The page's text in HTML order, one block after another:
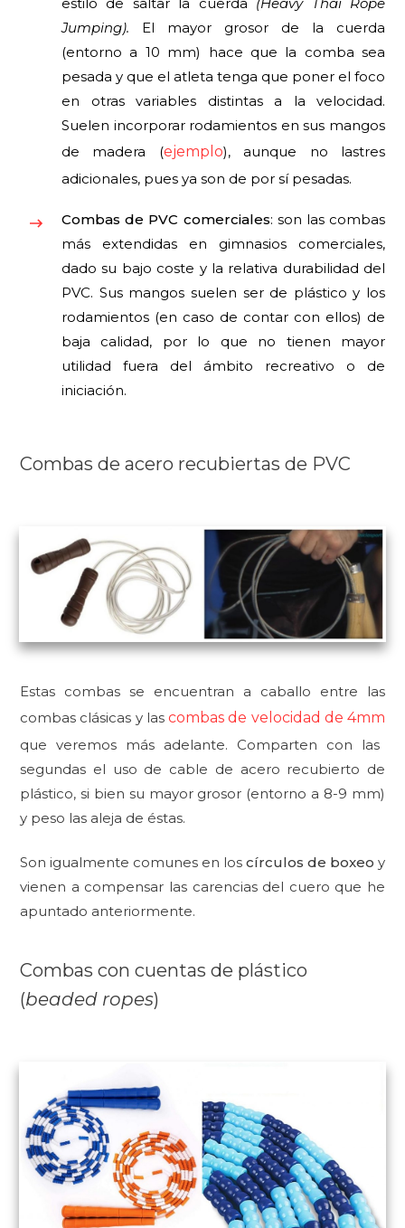
Jumping).
El mayor grosor de la cuerda
(entorno a 10 mm) hace que la comba sea
pesada y que el atleta tenga que poner el foco
en otras variables distintas a la velocidad.
Suelen incorporar rodamientos en sus mangos
de madera (ejemplo), aunque no lastres
adicionales, pues ya son de por sí pesadas.
Combas de PVC comerciales: son las combas
más extendidas en gimnasios comerciales,
dado su bajo coste y la relativa durabilidad del
PVC. Sus mangos suelen ser de plástico y los
rodamientos (en caso de contar con ellos) de
baja calidad, por lo que no tienen mayor
utilidad fuera del ámbito recreativo o de
iniciación.
Combas de acero recubiertas de PVC
Estas combas se encuentran a caballo entre las
combas clásicas y las combas de velocidad de 4mm
que veremos más adelante. Comparten con las
segundas el uso de cable de acero recubierto de
plástico, si bien su mayor grosor (entorno a 8-9 mm)
y peso las aleja de éstas.
Son igualmente comunes en los círculos de boxeo y
vienen a compensar las carencias del cuero que he
apuntado anteriormente.
Combas con cuentas de plástico
(beaded ropes)